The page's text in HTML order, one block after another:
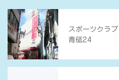
スポーツクラブ
青砥24